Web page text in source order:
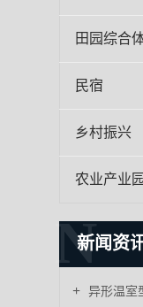
田园综合
民宿
乡村振兴
农业产业园
新闻资
N
异形温室